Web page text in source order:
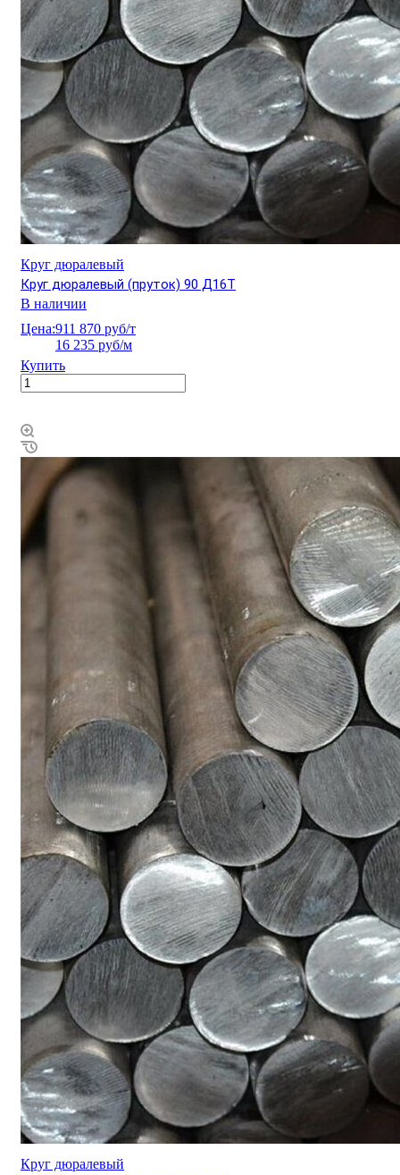
Круг дюралевый
Круг дюралевый (пруток) 90 Д16Т
В наличии
Цена:911 870 руб/т
16 235 руб/м
Купить
Круг дюралевый